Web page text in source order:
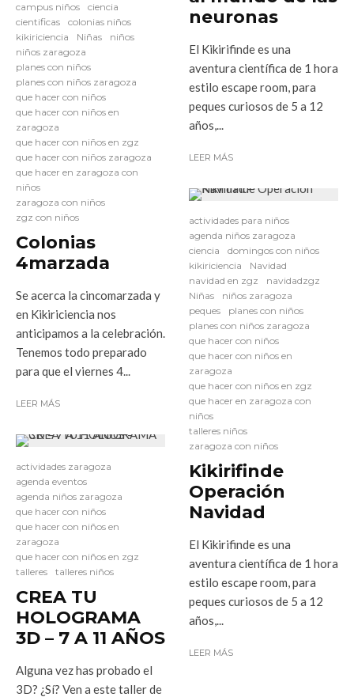
campus niños
ciencia
cientificas
colonias niños
kikiriciencia
Niñas
niños
niños zaragoza
planes con niños
planes con niños zaragoza
que hacer con niños
que hacer con niños en
zaragoza
que hacer con niños en zgz
que hacer con niños zaragoza
que hacer en zaragoza con
niños
zaragoza con niños
zgz con niños
Colonias
4marzada
Se acerca la cincomarzada y
en Kikiriciencia nos
anticipamos a la celebración.
Tenemos todo preparado
para que el viernes 4...
LEER MÁS
actividades zaragoza
agenda eventos
agenda niños zaragoza
que hacer con niños
que hacer con niños en
zaragoza
que hacer con niños en zgz
talleres
talleres niños
CREA TU
HOLOGRAMA
3D – 7 A 11 AÑOS
Alguna vez has probado el
3D? ¿Sí? Ven a este taller de
neuronas
El Kikirifinde es una
aventura científica de 1 hora
estilo escape room, para
peques curiosos de 5 a 12
años,...
LEER MÁS
actividades para niños
agenda niños zaragoza
ciencia
domingos con niños
kikiriciencia
Navidad
navidad en zgz
navidadzgz
Niñas
niños zaragoza
peques
planes con niños
planes con niños zaragoza
que hacer con niños
que hacer con niños en
zaragoza
que hacer con niños en zgz
que hacer en zaragoza con
niños
talleres niños
zaragoza con niños
Kikirifinde
Operación
Navidad
El Kikirifinde es una
aventura científica de 1 hora
estilo escape room, para
peques curiosos de 5 a 12
años,...
LEER MÁS